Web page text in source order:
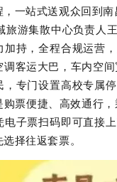
一站式送观众回到
旅游集散中心负责人
加持，全程合规运营
调客运大巴，车内空
，专门设置高校专属
票便捷、高效通行
电子票扫码即可直接
择往返套票。